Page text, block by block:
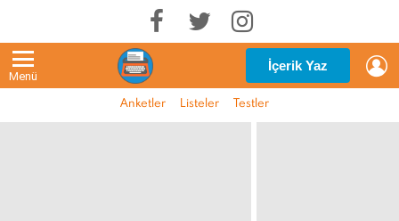
Menü
İçerik Yaz
Anketler Listeler Testler